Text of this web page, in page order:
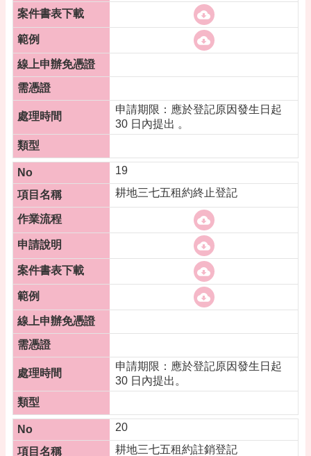
申請期限：應於登記原因發生日起
30 日內提出 。
19
耕地三七五租約終止登記
申請期限：應於登記原因發生日起
30 日內提出。
20
耕地三七五租約註銷登記